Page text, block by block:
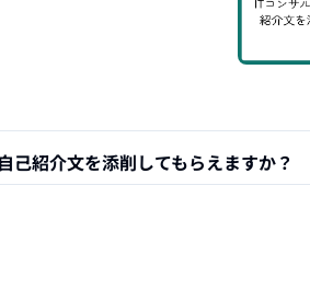
己紹介文を添削してもらえますか？